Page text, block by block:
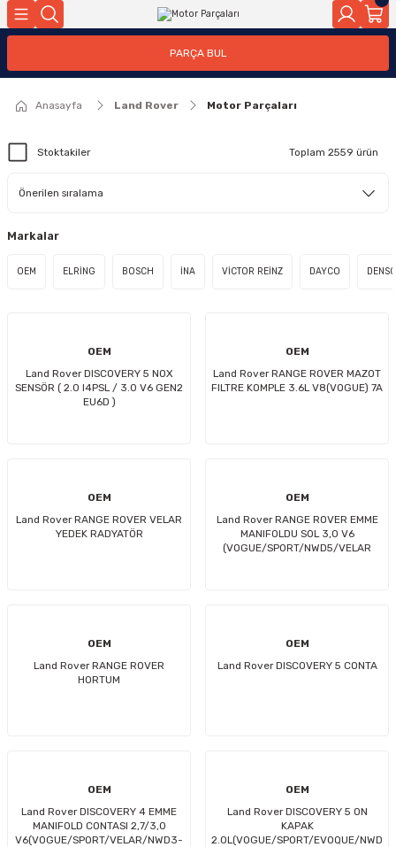
Geri Dön
PARÇA BUL
Anasayfa Land Rover Motor Parçaları
Stoktakiler Toplam 2559 ürün
Markalar
OEM ELRİNG BOSCH İNA VİCTOR REİNZ DAYCO DENSO
OEM
Land Rover DISCOVERY 5 NOX
SENSÖR ( 2.0 I4PSL / 3.0 V6 GEN2
EU6D )
OEM
Land Rover RANGE ROVER MAZOT
FILTRE KOMPLE 3.6L V8(VOGUE) 7A
OEM
Land Rover RANGE ROVER VELAR
YEDEK RADYATÖR
OEM
Land Rover RANGE ROVER EMME
MANIFOLDU SOL 3,0 V6
(VOGUE/SPORT/NWD5/VELAR
OEM
Land Rover RANGE ROVER
HORTUM
OEM
Land Rover DISCOVERY 5 CONTA
OEM
Land Rover DISCOVERY 4 EMME
MANIFOLD CONTASI 2,7/3,0
V6(VOGUE/SPORT/VELAR/NWD3-
OEM
Land Rover DISCOVERY 5 ON
KAPAK
2.0L(VOGUE/SPORT/EVOQUE/NWD